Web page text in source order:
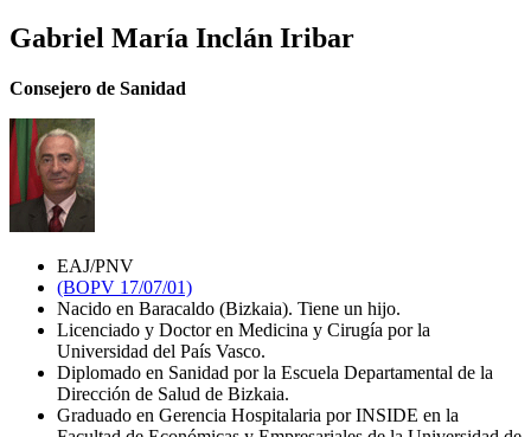
Gabriel María Inclán Iribar
Consejero de Sanidad
EAJ/PNV
(BOPV 17/07/01)
Nacido en Baracaldo (Bizkaia). Tiene un hijo.
Licenciado y Doctor en Medicina y Cirugía por la
Universidad del País Vasco.
Diplomado en Sanidad por la Escuela Departamental de la
Dirección de Salud de Bizkaia.
Graduado en Gerencia Hospitalaria por INSIDE en la